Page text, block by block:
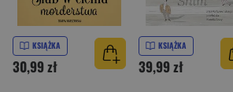
KSIĄŻKA
30,99 zł
KSIĄŻKA
39,99 zł